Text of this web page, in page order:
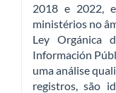
2018 e 2022,
ministérios no
Ley Orgánica
Información
uma análise
registros, são